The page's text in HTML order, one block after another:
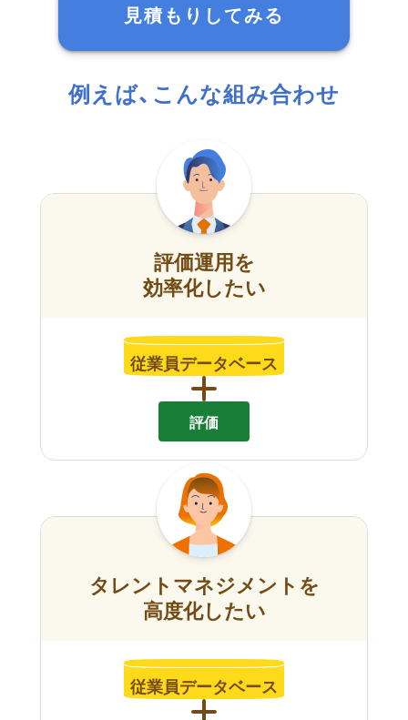
見積もりしてみる
例えば、こんな組み合わせ
評価運用を
効率化したい
従業員データベース
評価
タレントマネジメントを
高度化したい
従業員データベース